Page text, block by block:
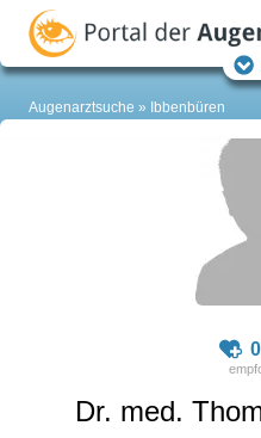
Augenarztsuche Ibbenbüren
Dr. med.